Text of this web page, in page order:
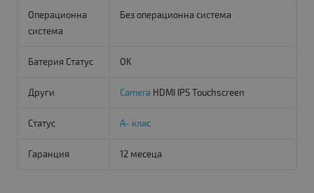
Операционна
система
Без операционна система
Батерия Статус OK
Други Camera HDMI IPS Touchscreen
Статус A- клас
Гаранция 12 месеца